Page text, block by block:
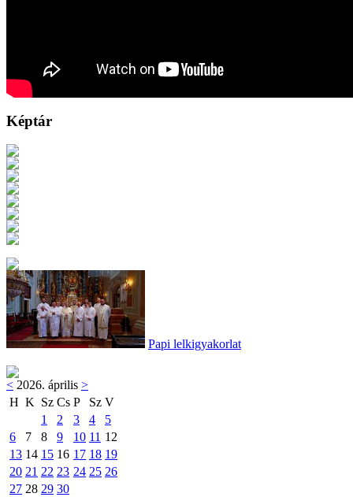
Képtár
Papi lelkigyakorlat
< 2026. április >
H K Sz Cs P Sz V
1
2 3 4
5
6
7 8 9 10 11 12
13 14 15 16 17 18 19
20 21 22 23 24 25 26
27 28 29 30